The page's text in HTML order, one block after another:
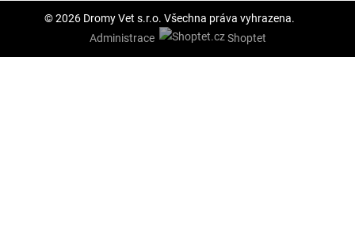
© 2026 Dromy Vet s.r.o. Všechna práva vyhrazena.
Administrace
Shoptet